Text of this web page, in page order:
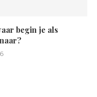
begin je als